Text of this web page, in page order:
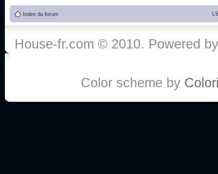
Index du forum
House-fr.com © 2010. Powered
Color scheme by